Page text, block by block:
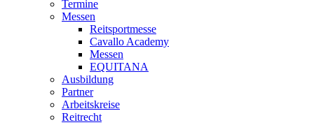
Termine
Messen
Reitsportmesse
Cavallo Academy
Messen
EQUITANA
Ausbildung
Partner
Arbeitskreise
Reitrecht